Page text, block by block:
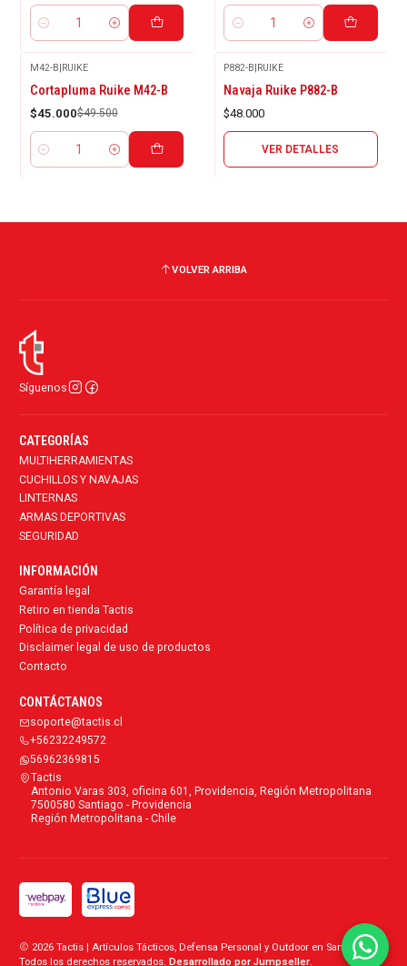
Cantidad Cantidad
-9%
OFF
M42-B RUIKE
Cortapluma Ruike M42-B
$45.000$49.500
Cantidad
P882-B RUIKE
Navaja Ruike P882-B
$48.000
VER DETALLES
VOLVER ARRIBA
Síguenos
CATEGORÍAS
MULTIHERRAMIENTAS
CUCHILLOS Y NAVAJAS
LINTERNAS
ARMAS DEPORTIVAS
SEGURIDAD
INFORMACIÓN
Garantía legal
Retiro en tienda Tactis
Política de privacidad
Disclaimer legal de uso de productos
Contacto
CONTÁCTANOS
soporte@tactis.cl
+56232249572
56962369815
Tactis
Antonio Varas 303, oficina 601, Providencia, Región Metropolitana
7500580 Santiago - Providencia
Región Metropolitana - Chile
2026 Tactis | Artículos Tácticos, Defensa Personal y Outdoor en Santiago.
Todos los derechos reservados. Desarrollado por Jumpseller.